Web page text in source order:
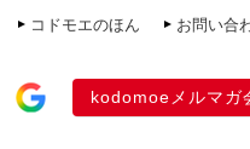
コドモエのほん お問い合
kodomoeメルマガ